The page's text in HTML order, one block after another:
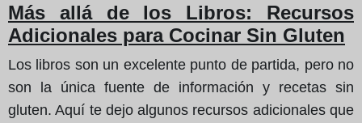
Más allá de los Libros: Recursos
Adicionales para Cocinar Sin Gluten
Los libros son un excelente punto de partida, pero no
son la única fuente de información y recetas sin
gluten. Aquí te dejo algunos recursos adicionales que